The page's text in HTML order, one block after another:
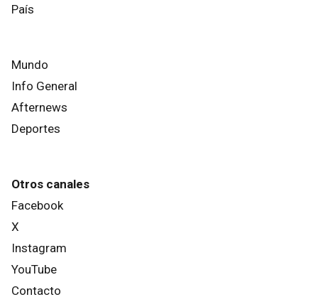
País
Mundo
Info General
Afternews
Deportes
Otros canales
Facebook
X
Instagram
YouTube
Contacto